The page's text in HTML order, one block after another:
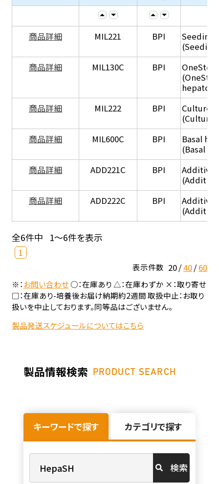
商品詳細 MIL221 BPI
Seeding
商品詳細
MIL130C BPI
商品詳細
MIL222 BPI
Culture
(Culture
商品詳細
MIL600C BPI
Basal
(Basal
商品詳細
ADD221C BPI
商品詳細
ADD222C BPI
全6件中 1～6件を表示
1
表示件数 20 40 60
※：お問い合わせ○：在庫あり △：在庫わずか ×：取り寄せ
□：在庫あり-培養後お届け納期約2週間 取扱中止：お取り
扱いを中止しております。同等品はございません。
製品発送スケジュールについてはこちら
製品情報検索 PRODUCT SEARCH
キーワードで探す カテゴリで探す
検索